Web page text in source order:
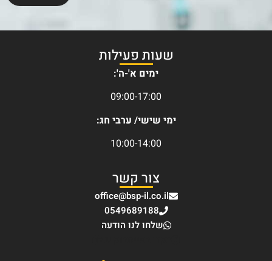
שעות פעילות
ימים א'-ה':
09:00-17:00
ימי שישי/ ערבי חג:
10:00-14:00
צור קשר
office@bsp-il.co.il
0549689188
שלחו לנו הודעה